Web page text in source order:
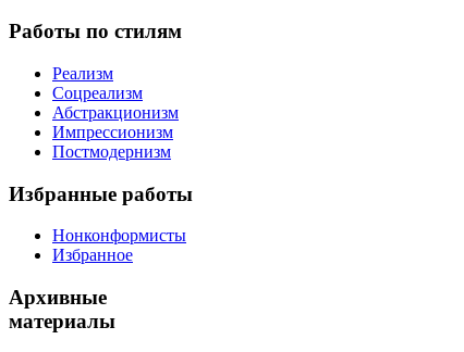
Работы по стилям
Реализм
Соцреализм
Абстракционизм
Импрессионизм
Постмодернизм
Избранные работы
Нонконформисты
Избранное
Архивные
материалы